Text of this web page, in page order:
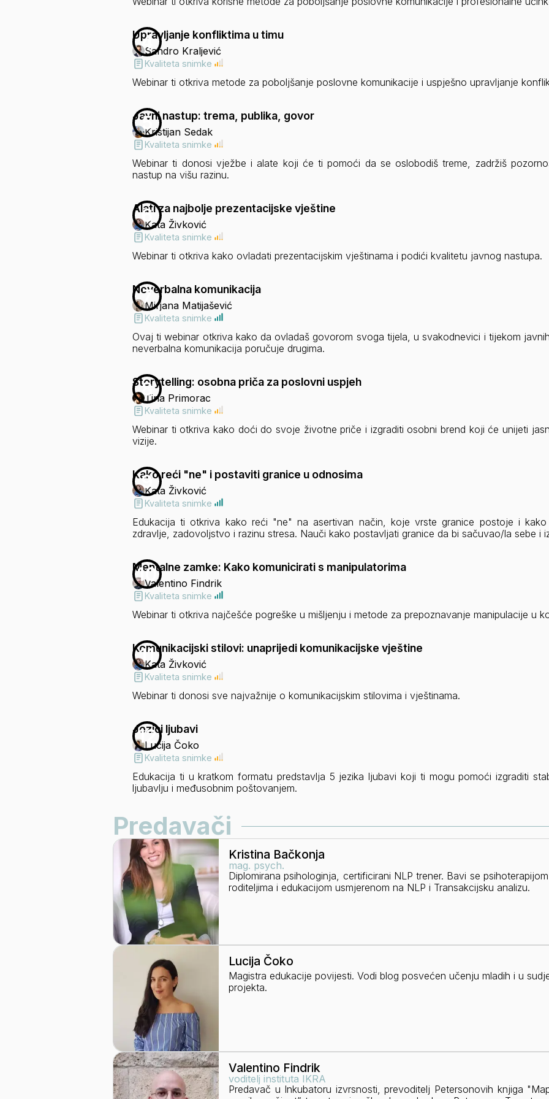
4
Upravljanje konfliktima u timu
Sandro Kraljević
Kvaliteta snimke
Webinar ti otkriva metode za poboljšanje poslovne komunikacije i uspješno upravljanje
5
Javni nastup: trema, publika, govor
Kristijan Sedak
Kvaliteta snimke
Webinar ti donosi vježbe i alate koji će ti pomoći da se oslobodiš treme, zadržiš
nastup na višu razinu.
6
Alati za najbolje prezentacijske vještine
Kata Živković
Kvaliteta snimke
Webinar ti otkriva kako ovladati prezentacijskim vještinama i podići kvalitetu javnog nastupa.
7
Neverbalna komunikacija
Mirjana Matijašević
Kvaliteta snimke
Ovaj ti webinar otkriva kako da ovladaš govorom svoga tijela, u svakodnevici i tijekom
neverbalna komunikacija poručuje drugima.
8
Storytelling: osobna priča za poslovni uspjeh
Tina Primorac
Kvaliteta snimke
Webinar ti otkriva kako doći do svoje životne priče i izgraditi osobni brend koji će unijeti
vizije.
9
Kako reći "ne" i postaviti granice u odnosima
Kata Živković
Kvaliteta snimke
Edukacija ti otkriva kako reći "ne" na asertivan način, koje vrste granice postoje i
zdravlje, zadovoljstvo i razinu stresa. Nauči kako postavljati granice da bi sačuvao/la sebe i
10
Mentalne zamke: Kako komunicirati s manipulatorima
Valentino Findrik
Kvaliteta snimke
Webinar ti otkriva najčešće pogreške u mišljenju i metode za prepoznavanje manipulacije u
11
Komunikacijski stilovi: unaprijedi komunikacijske vještine
Kata Živković
Kvaliteta snimke
Webinar ti donosi sve najvažnije o komunikacijskim stilovima i vještinama.
12
Jezici ljubavi
Lucija Čoko
Kvaliteta snimke
Edukacija ti u kratkom formatu predstavlja 5 jezika ljubavi koji ti mogu pomoći izgraditi
ljubavlju i međusobnim poštovanjem.
Predavači
Kristina Bačkonja
mag. psych.
Diplomirana psihologinja, certificirani NLP trener. Bavi se
roditeljima i edukacijom usmjerenom na NLP i Transakcijsku analizu.
Lucija Čoko
Magistra edukacije povijesti. Vodi blog posvećen učenju mladih i u
projekta.
Valentino Findrik
voditelj instituta IKRA
Predavač u Inkubatoru izvrsnosti, prevoditelj Petersonovih knjiga